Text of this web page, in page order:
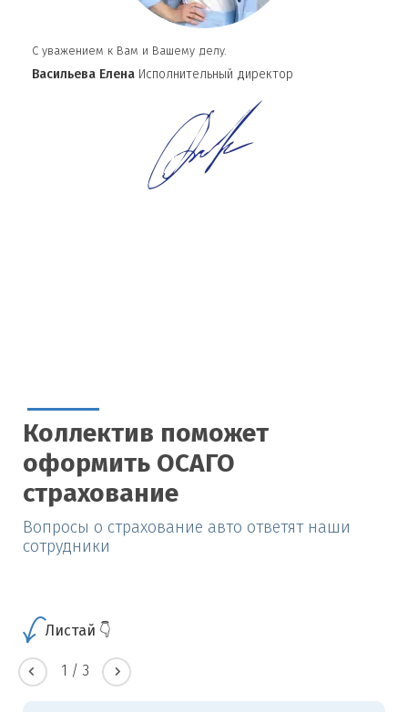
С уважением к Вам и Вашему делу.
Васильева Елена Исполнительный директор
Коллектив поможет
оформить ОСАГО
страхование
Вопросы о страхование авто ответят наши
сотрудники
Листай 👇
1 / 3